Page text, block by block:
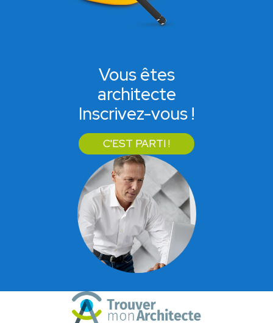
Vous êtes
architecte
Inscrivez-vous !
C'EST PARTI !